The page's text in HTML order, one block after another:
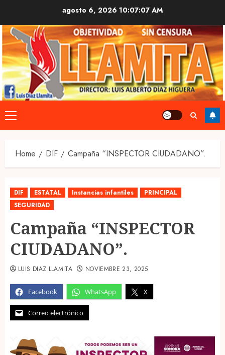
content
agosto 6, 2026 10:07:08 AM
Primary
Menu
Home DIF Campaña “INSPECTOR CIUDADANO”.
DIF ESTATAL Instancias infantiles
PRINCIPAL
SEGURIDAD
Campaña “INSPECTOR
CIUDADANO”.
Facebook WhatsApp X
Correo electrónico
LUIS DIAZ LLAMITA NOVIEMBRE 23, 2025